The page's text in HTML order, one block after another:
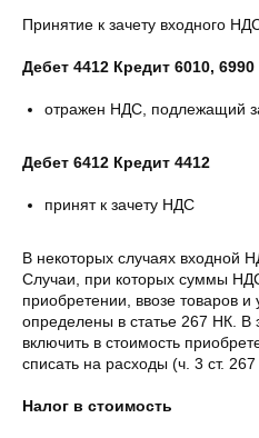
Принятие к зачету входного
Дебет 4412 Кредит 6010, 6990
отражен НДС, подлежащий
Дебет 6412 Кредит 4412
принят к зачету НДС
В некоторых случаях входной
Случаи, при которых суммы
приобретении, ввозе товаров и
определены в статье 267 НК.
включить в стоимость
списать на расходы (ч. 3 ст. 267
Налог в стоимость